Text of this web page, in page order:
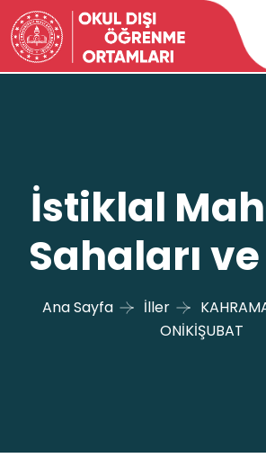
İstiklal
Sahaları ve
Ana Sayfa İller
ONİKİŞUBAT